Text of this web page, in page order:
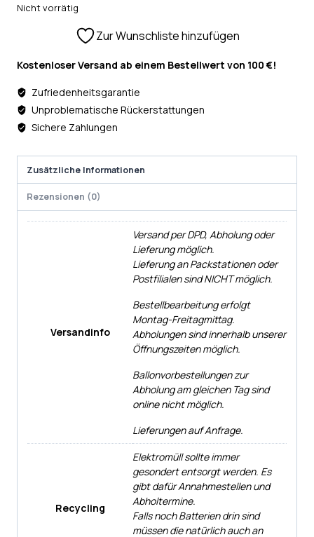
Nicht vorrätig
Zur Wunschliste hinzufügen
Kostenloser Versand ab einem Bestellwert von 100 €!
Zufriedenheitsgarantie
Unproblematische Rückerstattungen
Sichere Zahlungen
Zusätzliche Informationen
Rezensionen (0)
Versandinfo
Versand per DPD, Abholung oder
Lieferung möglich.
Lieferung an Packstationen oder
Postfilialen sind NICHT möglich.
Bestellbearbeitung erfolgt
Montag-Freitagmittag.
Abholungen sind innerhalb unserer
Öffnungszeiten möglich.
Ballonvorbestellungen zur
Abholung am gleichen Tag sind
online nicht möglich.
Lieferungen auf Anfrage.
Recycling
Elektromüll sollte immer
gesondert entsorgt werden. Es
gibt dafür Annahmestellen und
Abholtermine.
Falls noch Batterien drin sind
müssen die natürlich auch an